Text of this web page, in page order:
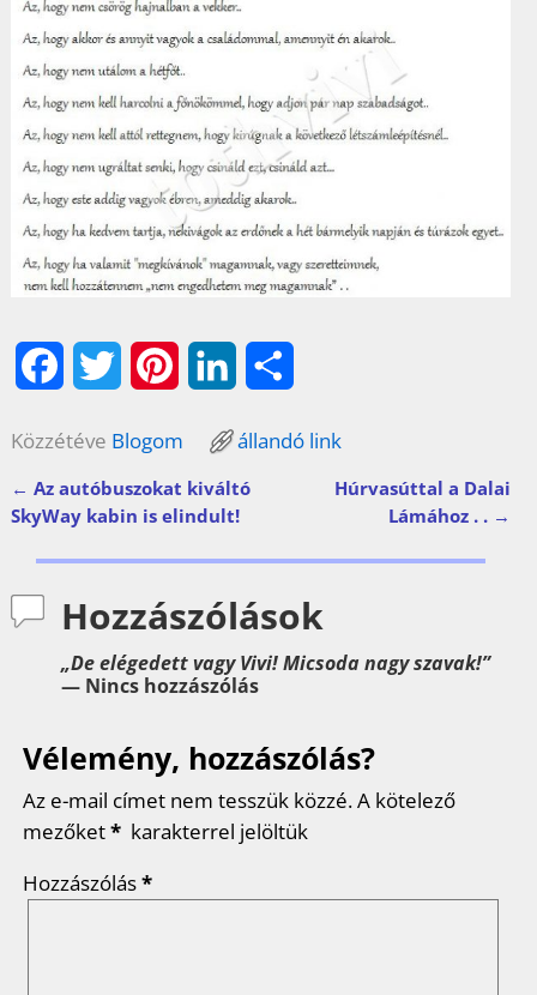
e
b
o
o
t
t
e
r
t
e
r
e
s
k
e
d
I
n
a
m
e
Közzétéve Blogom állandó link
Bejegyzés navigáció
← Az autóbuszokat kiváltó
SkyWay kabin is elindult!
Húrvasúttal a Dalai
Lámához . . →
Hozzászólások
„De elégedett vagy Vivi! Micsoda nagy szavak!”
— Nincs hozzászólás
Vélemény, hozzászólás?
Az e-mail címet nem tesszük közzé.A kötelező
mezőket* karakterrel jelöltük
Hozzászólás*